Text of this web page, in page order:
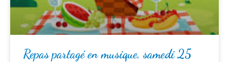
Repas partagé en musique, samedi 25